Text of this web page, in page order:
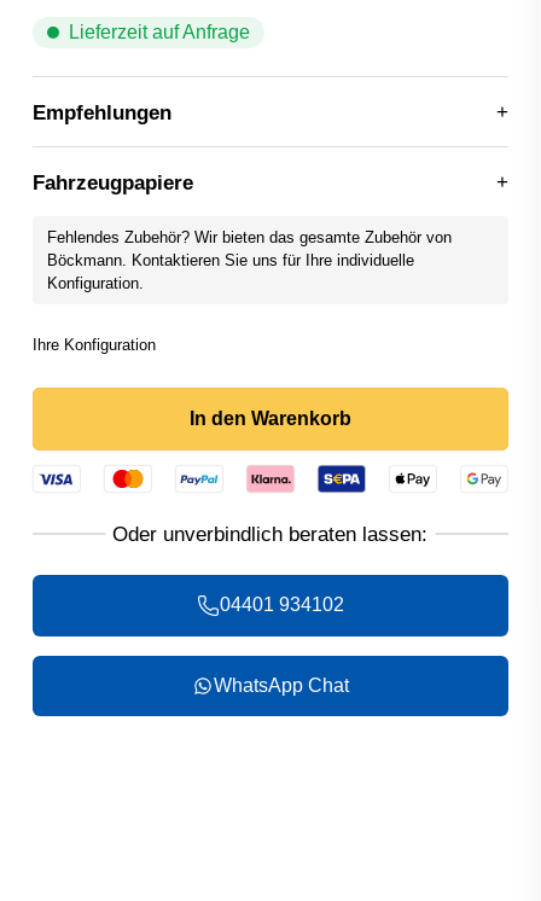
Lieferzeit auf Anfrage
Empfehlungen
Fahrzeugpapiere
Fehlendes Zubehör? Wir bieten das gesamte Zubehör von
Böckmann. Kontaktieren Sie uns für Ihre individuelle
Konfiguration.
In den Warenkorb
04401 934102
WhatsApp Chat